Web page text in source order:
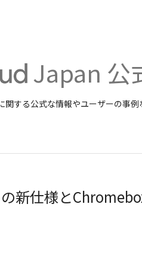
Japan 公
する公式な情報やユーザーの事例
新仕様と